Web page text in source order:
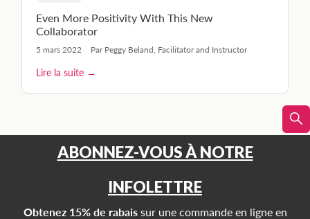
Even More Positivity With This New
Collaborator
5 mars 2022 Par Peggy Beland, Facilitator and Instructor
Lire la suite →
ABONNEZ-VOUS À NOTRE
INFOLETTRE
Obtenez 15% de rabais sur une commande en ligne en